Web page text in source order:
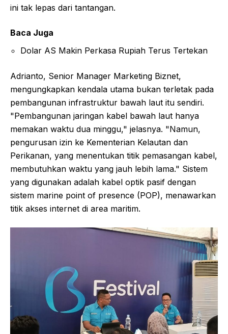
ini tak lepas dari tantangan.
Baca Juga
Dolar AS Makin Perkasa Rupiah Terus Tertekan
Adrianto, Senior Manager Marketing Biznet,
mengungkapkan kendala utama bukan terletak pada
pembangunan infrastruktur bawah laut itu sendiri.
"Pembangunan jaringan kabel bawah laut hanya
memakan waktu dua minggu," jelasnya. "Namun,
pengurusan izin ke Kementerian Kelautan dan
Perikanan, yang menentukan titik pemasangan kabel,
membutuhkan waktu yang jauh lebih lama." Sistem
yang digunakan adalah kabel optik pasif dengan
sistem marine point of presence (POP), menawarkan
titik akses internet di area maritim.